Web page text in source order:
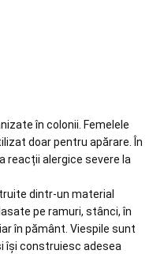
în colonii. Femelele
doar pentru apărare. În
reacții alergice severe la
dintr-un material
pe ramuri, stânci, în
în pământ. Viespile sunt
își construiesc adesea